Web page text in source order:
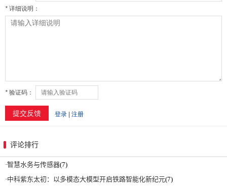
评论排行
·智慧水务与传感器(7)
·中科紫东太初：以多模态大模型开启铁路智能化新纪元(7)